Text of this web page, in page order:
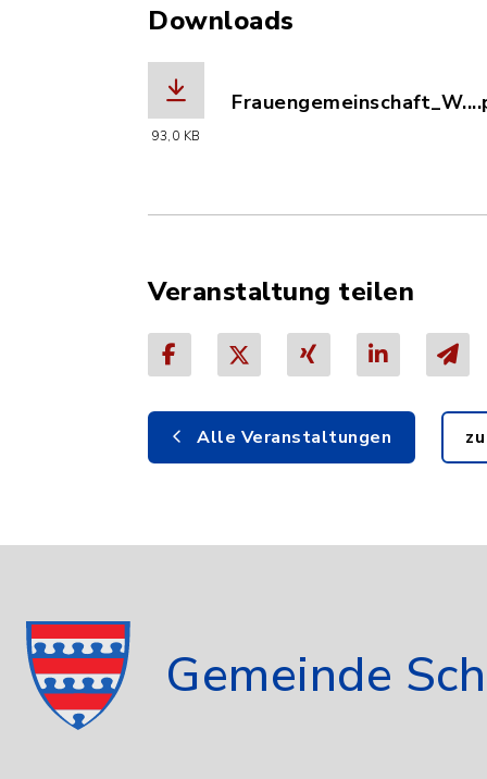
Downloads
93,0 KB
Veranstaltung teilen
Alle Veranstaltungen
Gemeinde